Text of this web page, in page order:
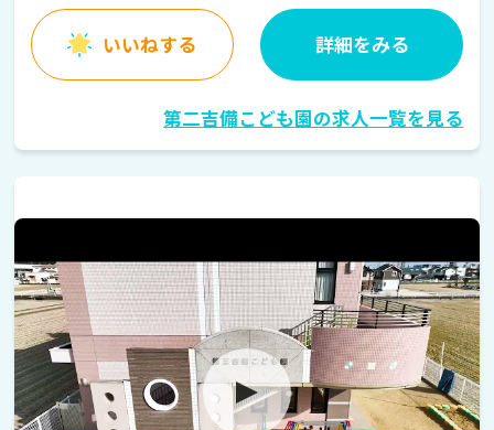
いいねする 詳細をみる
第二吉備こども園の求人一覧を見る